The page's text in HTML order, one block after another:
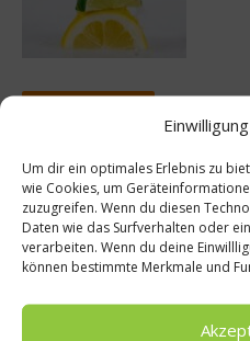
Um dir ein optimales Erlebnis zu
wie Cookies, um
zuzugreifen. Wenn du diesen
Daten wie das Surfverhalten oder
verarbeiten. Wenn du deine
können bestimmte Merkmale und
Rezepte
mit
und Mango-
Sorbet